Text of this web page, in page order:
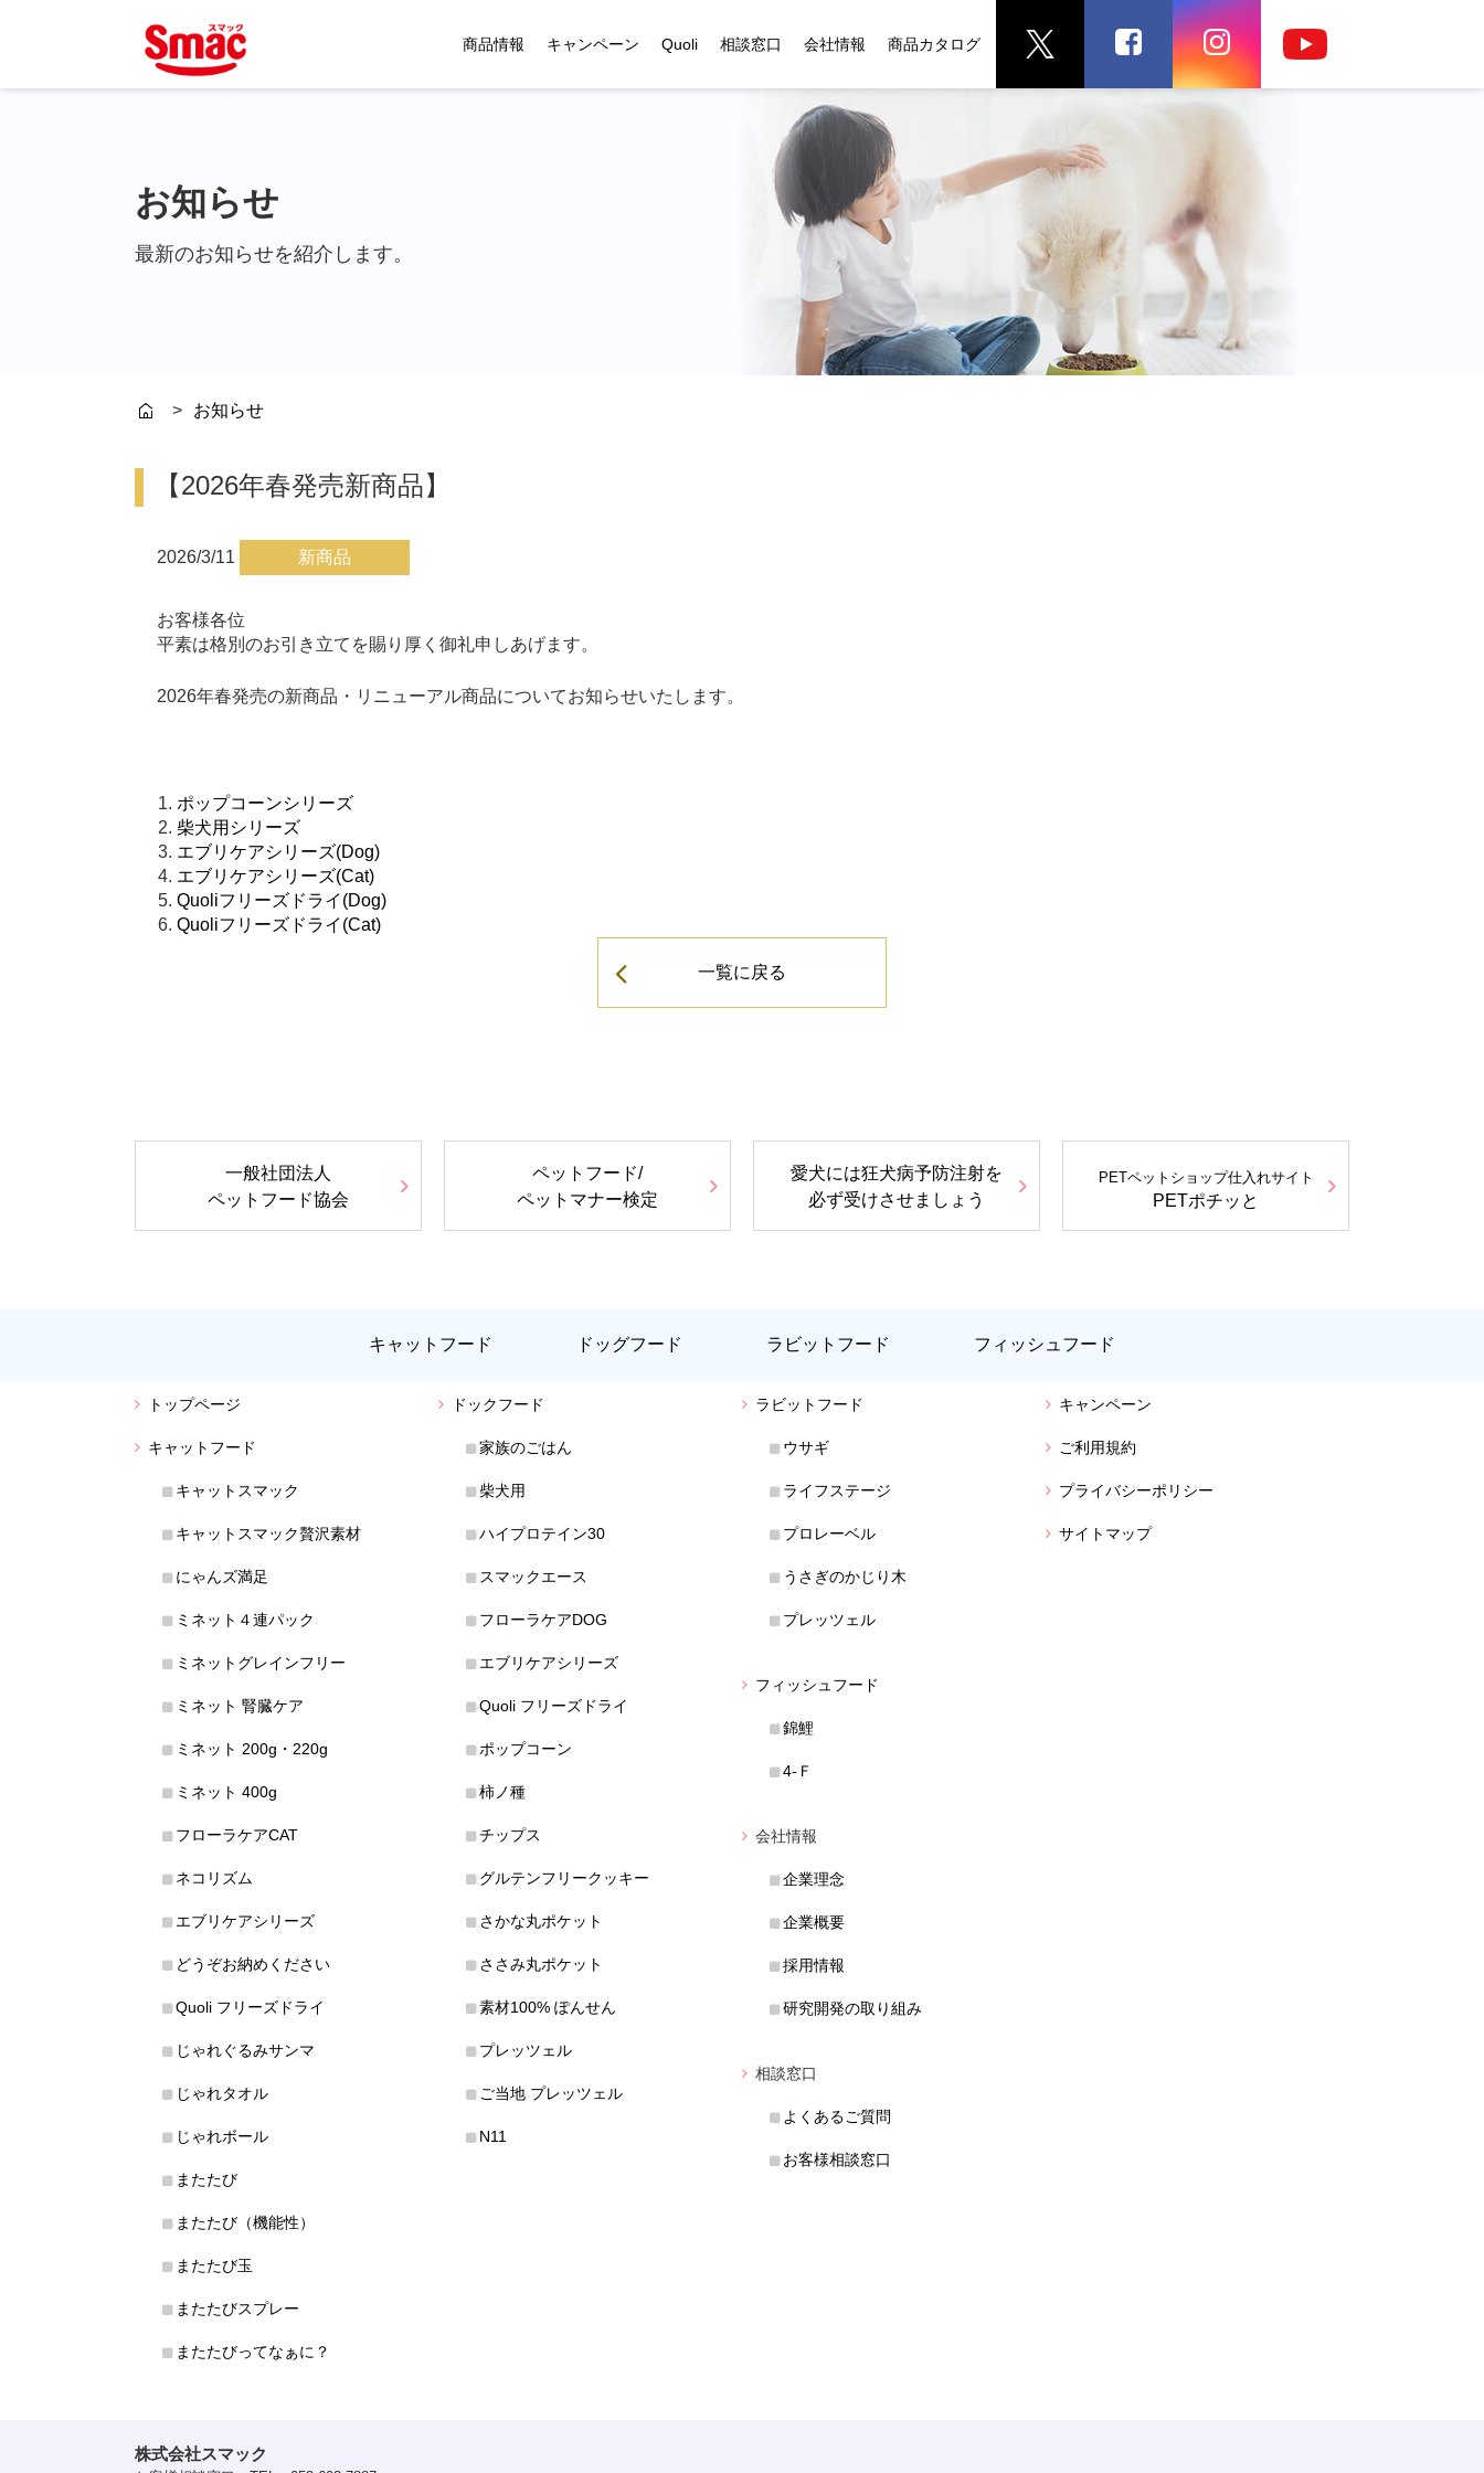
商品情報
ラビットフード
キャンペーン Quoli
製品開発の取り組み
相談窓口 会社情報
採用情報
商品カタログ
お知らせ
最新のお知らせを紹介します。
HOMEお知らせ
【2026年春発売新商品】
2026/3/11 新商品
お客様各位
平素は格別のお引き立てを賜り厚く御礼申しあげます。
2026年春発売の新商品・リニューアル商品についてお知らせいたします。
ポップコーンシリーズ
柴犬用シリーズ
エブリケアシリーズ(Dog)
エブリケアシリーズ(Cat)
Quoliフリーズドライ(Dog)
Quoliフリーズドライ(Cat)
一覧に戻る
一般社団法人
ペットフード協会
ペットフード/
ペットマナー検定
愛犬には狂犬病予防注射を
必ず受けさせましょう
PETペットショップ仕入れサイト
PETポチッと
キャットフード ドッグフード ラビットフード フィッシュフード
トップページ
キャットフード
キャットスマック
キャットスマック贅沢素材
にゃんズ満足
ミネット４連パック
ミネットグレインフリー
ミネット 腎臓ケア
ミネット 200g・220g
ミネット 400g
フローラケアCAT
ネコリズム
エブリケアシリーズ
どうぞお納めください
Quoli フリーズドライ
じゃれぐるみサンマ
じゃれタオル
じゃれボール
またたび
またたび（機能性）
またたび玉
またたびスプレー
またたびってなぁに？
ドックフード
家族のごはん
柴犬用
ハイプロテイン30
スマックエース
フローラケアDOG
エブリケアシリーズ
Quoli フリーズドライ
ポップコーン
柿ノ種
チップス
グルテンフリークッキー
さかな丸ポケット
ささみ丸ポケット
素材100% ぽんせん
プレッツェル
ご当地 プレッツェル
N11
ラビットフード
ウサギ
ライフステージ
プロレーベル
うさぎのかじり木
プレッツェル
フィッシュフード
錦鯉
4-Ｆ
会社情報
企業理念
企業概要
採用情報
研究開発の取り組み
相談窓口
よくあるご質問
お客様相談窓口
キャンペーン
ご利用規約
プライバシーポリシー
サイトマップ
株式会社スマック